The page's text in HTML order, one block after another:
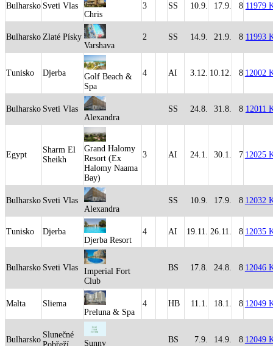
Bulharsko Sveti Vlas
Chris
3 SS 10.9. 17.9. 8 11979
Bulharsko Zlaté Písky
Varshava
2 SS 14.9. 21.9. 8 11993
Tunisko Djerba
Golf Beach &
Spa
4 AI 3.12. 10.12. 8 12002
Bulharsko Sveti Vlas
Alexandra
SS 24.8. 31.8. 8 12011
Egypt
Sharm El
Sheikh
Grand Halomy
Resort (Ex
Halomy Naama
Bay)
3 AI 24.1. 30.1. 7 12025
Bulharsko Sveti Vlas
Alexandra
SS 10.9. 17.9. 8 12032
Tunisko
Djerba
Djerba Resort
4 AI 19.11. 26.11. 8 12035
Bulharsko Sveti Vlas
Imperial Fort
Club
BS 17.8. 24.8. 8 12046
Malta
Sliema
Preluna & Spa
4 HB 11.1. 18.1. 8 12049
Bulharsko
Slunečné
Sunny BS 7.9. 14.9. 8 12049